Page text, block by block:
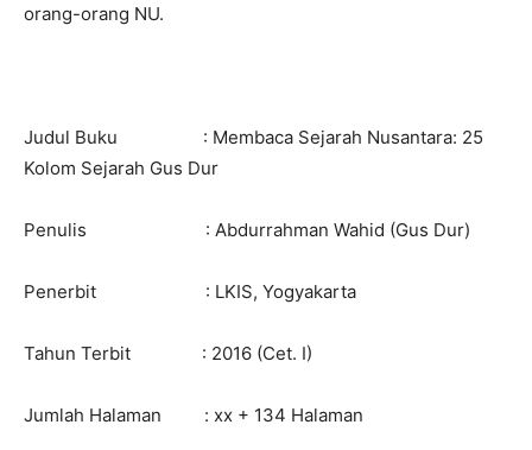
orang-orang NU.
Judul Buku : Membaca Sejarah Nusantara: 25
Kolom Sejarah Gus Dur
Penulis : Abdurrahman Wahid (Gus Dur)
Penerbit : LKIS, Yogyakarta
Tahun Terbit : 2016 (Cet. I)
Jumlah Halaman : xx + 134 Halaman